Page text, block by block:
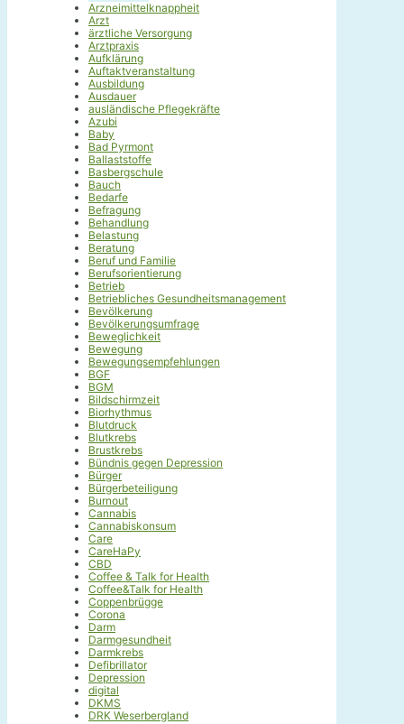
Arzneimittelknappheit
Arzt
ärztliche Versorgung
Arztpraxis
Aufklärung
Auftaktveranstaltung
Ausbildung
Ausdauer
ausländische Pflegekräfte
Azubi
Baby
Bad Pyrmont
Ballaststoffe
Basbergschule
Bauch
Bedarfe
Befragung
Behandlung
Belastung
Beratung
Beruf und Familie
Berufsorientierung
Betrieb
Betriebliches Gesundheitsmanagement
Bevölkerung
Bevölkerungsumfrage
Beweglichkeit
Bewegung
Bewegungsempfehlungen
BGF
BGM
Bildschirmzeit
Biorhythmus
Blutdruck
Blutkrebs
Brustkrebs
Bündnis gegen Depression
Bürger
Bürgerbeteiligung
Burnout
Cannabis
Cannabiskonsum
Care
CareHaPy
CBD
Coffee & Talk for Health
Coffee&Talk for Health
Coppenbrügge
Corona
Darm
Darmgesundheit
Darmkrebs
Defibrillator
Depression
digital
DKMS
DRK Weserbergland